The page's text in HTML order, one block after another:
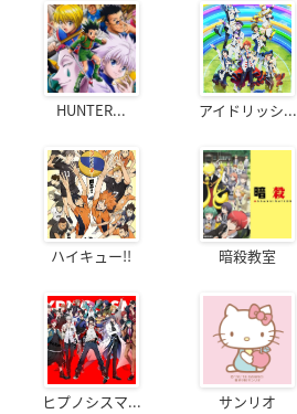
HUNTER... アイドリッシ...
ハイキュー!! 暗殺教室
ヒプノシスマ... サンリオ